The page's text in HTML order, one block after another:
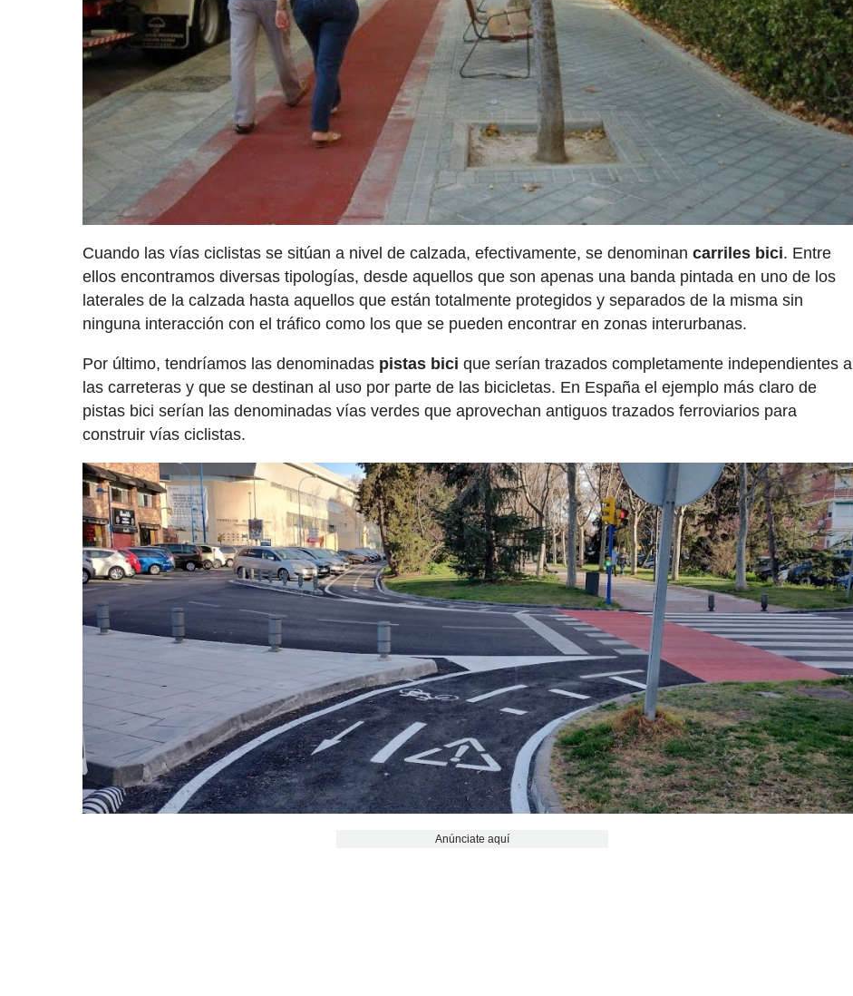
Cuando las vías ciclistas se sitúan a nivel de calzada, efectivamente, se denominancarriles bici. Entre
ellos encontramos diversas tipologías, desde aquellos que son apenas una banda pintada en uno de los
laterales de la calzada hasta aquellos que están totalmente protegidos y separados de la misma sin
ninguna interacción con el tráfico como los que se pueden encontrar en zonas interurbanas.
Por último, tendríamos las denominadas pistas bici que serían trazados completamente independientes a
las carreteras y que se destinan al uso por parte de las bicicletas. En España el ejemplo más claro de
pistas bici serían las denominadas vías verdes que aprovechan antiguos trazados ferroviarios para
construir vías ciclistas.
Anúnciate aquí